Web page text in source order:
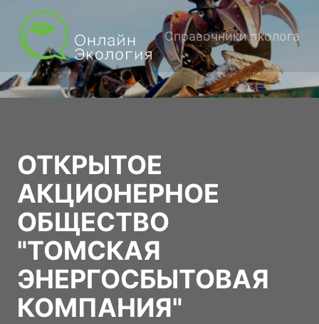
Справочники эколога
ОТКРЫТОЕ
АКЦИОНЕРНОЕ
ОБЩЕСТВО
"ТОМСКАЯ
ЭНЕРГОСБЫТОВАЯ
КОМПАНИЯ"